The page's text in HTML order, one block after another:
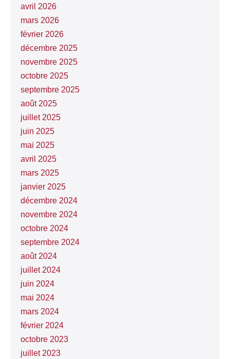
avril 2026
mars 2026
février 2026
décembre 2025
novembre 2025
octobre 2025
septembre 2025
août 2025
juillet 2025
juin 2025
mai 2025
avril 2025
mars 2025
janvier 2025
décembre 2024
novembre 2024
octobre 2024
septembre 2024
août 2024
juillet 2024
juin 2024
mai 2024
mars 2024
février 2024
octobre 2023
juillet 2023